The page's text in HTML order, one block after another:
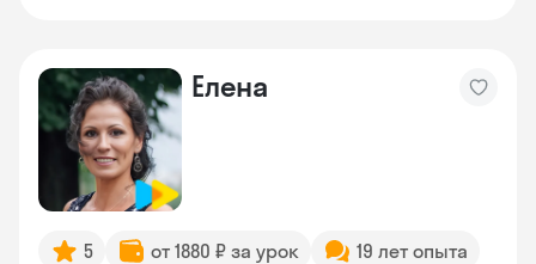
Елена
5 от 1880 ₽ за урок
19 лет опыта